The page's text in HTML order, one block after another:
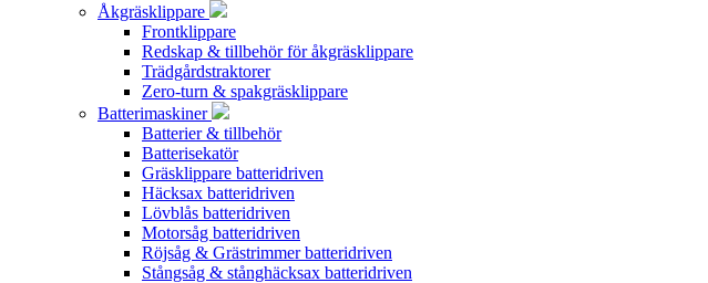
Åkgräsklippare
Frontklippare
Redskap & tillbehör för åkgräsklippare
Trädgårdstraktorer
Zero-turn & spakgräsklippare
Batterimaskiner
Batterier & tillbehör
Batterisekatör
Gräsklippare batteridriven
Häcksax batteridriven
Lövblås batteridriven
Motorsåg batteridriven
Röjsåg & Grästrimmer batteridriven
Stångsåg & stånghäcksax batteridriven